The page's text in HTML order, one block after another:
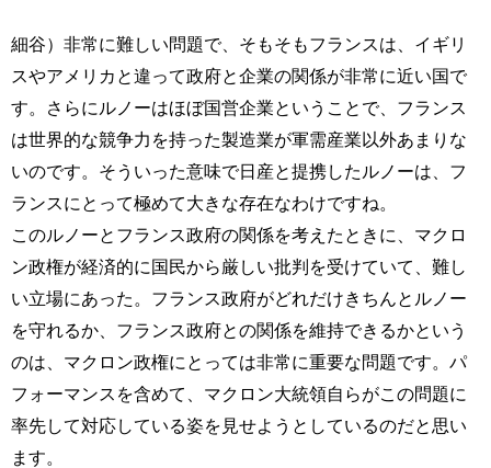
細谷）非常に難しい問題で、そもそもフランスは、イギリ
スやアメリカと違って政府と企業の関係が非常に近い国で
す。さらにルノーはほぼ国営企業ということで、フランス
は世界的な競争力を持った製造業が軍需産業以外あまりな
いのです。そういった意味で日産と提携したルノーは、フ
ランスにとって極めて大きな存在なわけですね。
このルノーとフランス政府の関係を考えたときに、マクロ
ン政権が経済的に国民から厳しい批判を受けていて、難し
い立場にあった。フランス政府がどれだけきちんとルノー
を守れるか、フランス政府との関係を維持できるかという
のは、マクロン政権にとっては非常に重要な問題です。パ
フォーマンスを含めて、マクロン大統領自らがこの問題に
率先して対応している姿を見せようとしているのだと思い
ます。